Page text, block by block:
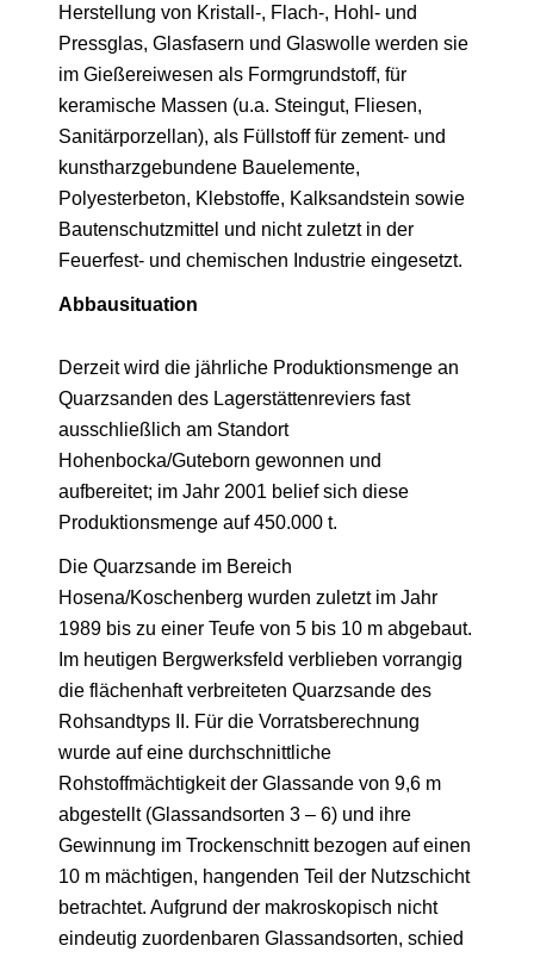
Herstellung von Kristall-, Flach-, Hohl- und
Pressglas, Glasfasern und Glaswolle werden sie
im Gießereiwesen als Formgrundstoff, für
keramische Massen (u.a. Steingut, Fliesen,
Sanitärporzellan), als Füllstoff für zement- und
kunstharzgebundene Bauelemente,
Polyesterbeton, Klebstoffe, Kalksandstein sowie
Bautenschutzmittel und nicht zuletzt in der
Feuerfest- und chemischen Industrie eingesetzt.
Abbausituation
Derzeit wird die jährliche Produktionsmenge an
Quarzsanden des Lagerstättenreviers fast
ausschließlich am Standort
Hohenbocka/Guteborn gewonnen und
aufbereitet; im Jahr 2001 belief sich diese
Produktionsmenge auf 450.000 t.
Die Quarzsande im Bereich
Hosena/Koschenberg wurden zuletzt im Jahr
1989 bis zu einer Teufe von 5 bis 10 m abgebaut.
Im heutigen Bergwerksfeld verblieben vorrangig
die flächenhaft verbreiteten Quarzsande des
Rohsandtyps II. Für die Vorratsberechnung
wurde auf eine durchschnittliche
Rohstoffmächtigkeit der Glassande von 9,6 m
abgestellt (Glassandsorten 3 – 6) und ihre
Gewinnung im Trockenschnitt bezogen auf einen
10 m mächtigen, hangenden Teil der Nutzschicht
betrachtet. Aufgrund der makroskopisch nicht
eindeutig zuordenbaren Glassandsorten, schied